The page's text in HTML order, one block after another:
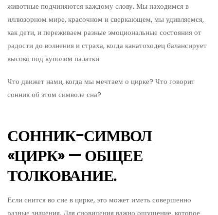
животные подчиняются каждому слову. Мы находимся в
иллюзорном мире, красочном и сверкающем, мы удивляемся,
как дети, и переживаем разные эмоциональные состояния от
радости до волнения и страха, когда канатоходец балансирует
высоко под куполом палатки.
Что движет нами, когда мы мечтаем о цирке? Что говорит
сонник об этом символе сна?
СОННИК-СИМВОЛ
«ЦИРК» — ОБЩЕЕ
ТОЛКОВАНИЕ.
Если снится во сне в цирке, это может иметь совершенно